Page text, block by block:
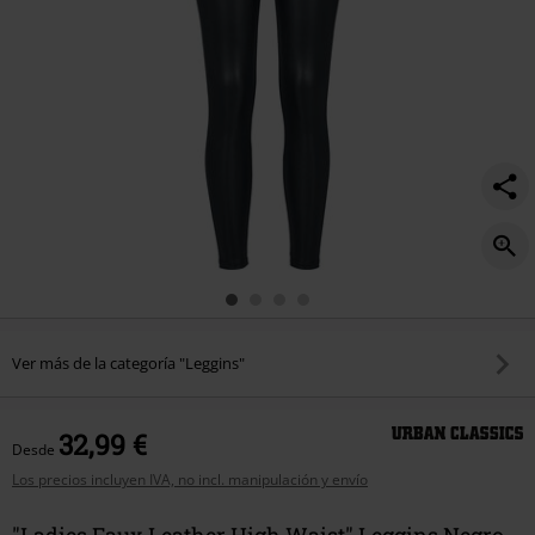
Ver más de la categoría "Leggins"
Desde 32,99 €
Los precios incluyen IVA, no incl. manipulación y envío